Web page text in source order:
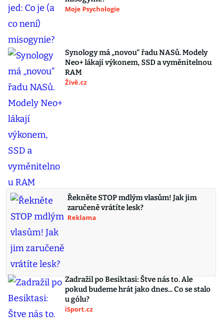
Moje Psychologie
Synology má „novou“ řadu NASů. Modely
Neo+ lákají výkonem, SSD a vyměnitelnou
RAM
Živě.cz
Řekněte STOP mdlým vlasům! Jak jim
zaručeně vrátíte lesk?
Reklama
Zadražil po Besiktasi: Štve nás to. Ale
pokud budeme hrát jako dnes... Co se stalo
u gólu?
iSport.cz